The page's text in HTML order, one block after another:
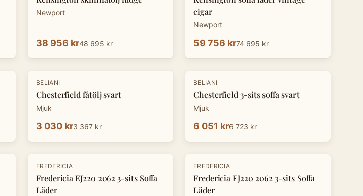
Newport
38 956 kr48 695 kr
cigar
Newport
59 756 kr74 695 kr
-10 %
BELIANI
Chesterfield fåtölj svart
Mjuk
3 030 kr3 367 kr
-10 %
BELIANI
Chesterfield 3-sits soffa svart
Mjuk
6 051 kr6 723 kr
FREDERICIA
Fredericia EJ220 2062 3-sits Soffa
Läder
FREDERICIA
Fredericia EJ220 2062 3-sits Soffa
Läder